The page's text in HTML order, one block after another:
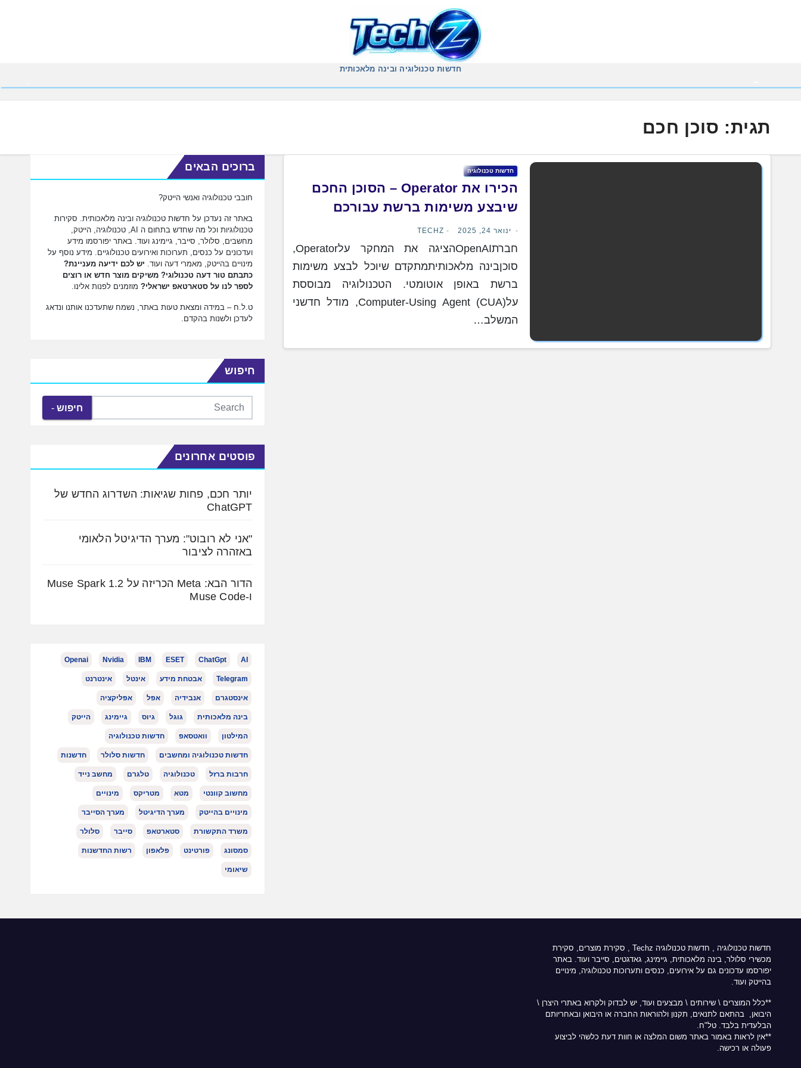
חדשות טכנולוגיה ובינה מלאכותית
תגית: סוכן חכם
חדשות טכנולוגיה
הכירו את Operator – הסוכן החכם
שיבצע משימות ברשת עבורכם
ינואר 24, 2025 TECHZ
חברתOpenAIהציגה את המחקר עלOperator,
סוכןבינה מלאכותיתמתקדם שיוכל לבצע משימות
ברשת באופן אוטומטי. הטכנולוגיה מבוססת
עלComputer-Using Agent (CUA), מודל חדשני
המשלב…
ברוכים הבאים
חובבי טכנולוגיה ואנשי הייטק?
באתר זה נעדכן על חדשות טכנולוגיה ובינה מלאכותית. סקירות
טכנולוגיות וכל מה שחדש בתחום ה AI, טכנולוגיה, הייטק,
מחשבים, סלולר, סייבר, גיימינג ועוד. באתר יפורסמו מידע
ועדכונים על כנסים, תערוכות ואירועים טכנולוגיים. מידע נוסף על
מינויים בהייטק, מאמרי דעה ועוד. יש לכם ידיעה מעניינת?
כתבתם טור דעה טכנולוגי? משיקים מוצר חדש או רוצים
לספר לנו על סטארטאפ ישראלי? מוזמנים לפנות אלינו.
ט.ל.ח – במידה ומצאת טעות באתר, נשמח שתעדכנו אותנו ונדאג
לעדכן ולשנות בהקדם.
חיפוש
חיפוש
פוסטים אחרונים
יותר חכם, פחות שגיאות: השדרוג החדש של
ChatGPT
"אני לא רובוט": מערך הדיגיטל הלאומי
באזהרה לציבור
הדור הבא: Meta הכריזה על Muse Spark 1.2
ו-Muse Code
AI
ChatGpt
ESET
IBM
Nvidia
Openai
Telegram אבטחת מידע אינטל אינטרנט
אינסטגרם אנבידיה אפל אפליקציה
בינה מלאכותית גוגל גיוס גיימינג הייטק
המילטון וואטסאפ חדשות טכנולוגיה
חדשות טכנולוגיה ומחשבים חדשות סלולר חדשנות
חרבות ברזל טכנולוגיה טלגרם מחשב נייד
מחשוב קוונטי מטא מטריקס מינויים
מינויים בהייטק מערך הדיגיטל מערך הסייבר
משרד התקשורת סטארטאפ סייבר סלולר
סמסונג פורטינט פלאפון רשות החדשנות
שיאומי
חדשות טכנולוגיה , חדשות טכנולוגיה Techz
, סקירת מוצרים, סקירת
מכשירי סלולר, בינה מלאכותית, גיימינג, גאדגטים, סייבר ועוד. באתר
יפורסמו עדכונים גם על אירועים, כנסים ותערוכות טכנולוגיה, מינויים
בהייטק ועוד.
**כלל המוצרים \ שירותים \ מבצעים ועוד, יש לבדוק ולקרוא באתרי היצרן \
היבואן, בהתאם לתנאים, תקנון ולהוראות החברה או היבואן ובאחריותם
הבלעדית בלבד. טל"ח.
**אין לראות באמור באתר משום המלצה או חוות דעת כלשהי לביצוע
פעולה או רכישה.